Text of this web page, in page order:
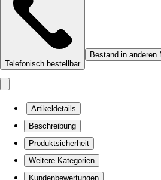
Telefonisch bestellbar
Bestand in anderen
Artikeldetails
Beschreibung
Produktsicherheit
Weitere Kategorien
Kundenbewertungen